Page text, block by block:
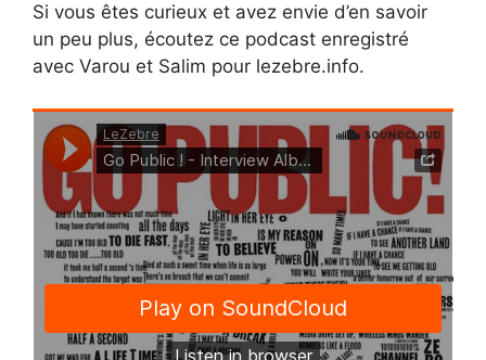
Si vous êtes curieux et avez envie d’en savoir
un peu plus, écoutez ce podcast enregistré
avec Varou et Salim pour lezebre.info.